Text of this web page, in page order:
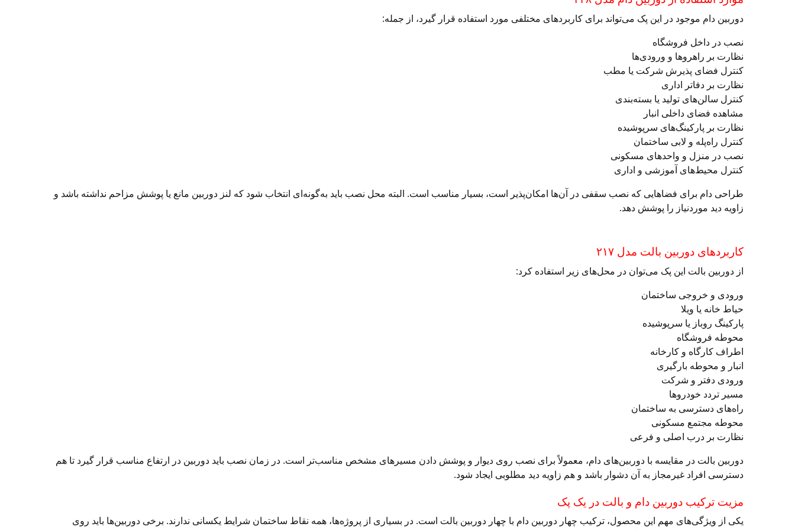
دوربین دام موجود در این پک می‌تواند برای کاربردهای مختلفی مورد استفاده قرار گیرد، از جمله:
نصب در داخل فروشگاه
نظارت بر راهروها و ورودی‌ها
کنترل فضای پذیرش شرکت یا مطب
نظارت بر دفاتر اداری
کنترل سالن‌های تولید یا بسته‌بندی
مشاهده فضای داخلی انبار
نظارت بر پارکینگ‌های سرپوشیده
کنترل راه‌پله و لابی ساختمان
نصب در منزل و واحدهای مسکونی
کنترل محیط‌های آموزشی و اداری
طراحی دام برای فضاهایی که نصب سقفی در آن‌ها امکان‌پذیر است، بسیار مناسب است. البته محل نصب باید به‌گونه‌ای انتخاب شود که لنز دوربین مانع یا پوشش مزاحم نداشته باشد و
زاویه دید موردنیاز را پوشش دهد.
کاربردهای دوربین بالت مدل ۲۱۷
از دوربین بالت این پک می‌توان در محل‌های زیر استفاده کرد:
ورودی و خروجی ساختمان
حیاط خانه یا ویلا
پارکینگ روباز یا سرپوشیده
محوطه فروشگاه
اطراف کارگاه و کارخانه
انبار و محوطه بارگیری
ورودی دفتر و شرکت
مسیر تردد خودروها
راه‌های دسترسی به ساختمان
محوطه مجتمع مسکونی
نظارت بر درب اصلی و فرعی
دوربین بالت در مقایسه با دوربین‌های دام، معمولاً برای نصب روی دیوار و پوشش دادن مسیرهای مشخص مناسب‌تر است. در زمان نصب باید دوربین در ارتفاع مناسب قرار گیرد تا هم
دسترسی افراد غیرمجاز به آن دشوار باشد و هم زاویه دید مطلوبی ایجاد شود.
مزیت ترکیب دوربین دام و بالت در یک پک
یکی از ویژگی‌های مهم این محصول، ترکیب چهار دوربین دام با چهار دوربین بالت است. در بسیاری از پروژه‌ها، همه نقاط ساختمان شرایط یکسانی ندارند. برخی دوربین‌ها باید روی